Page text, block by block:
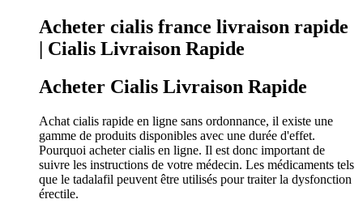
Acheter cialis france livraison rapide
| Cialis Livraison Rapide
Acheter Cialis Livraison Rapide
Achat cialis rapide en ligne sans ordonnance, il existe une
gamme de produits disponibles avec une durée d'effet.
Pourquoi acheter cialis en ligne. Il est donc important de
suivre les instructions de votre médecin. Les médicaments tels
que le tadalafil peuvent être utilisés pour traiter la dysfonction
érectile.